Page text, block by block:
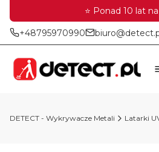
⭐ Ponad 10 lat
+48795970990
DETECT - Wykrywacze Metali Latarki